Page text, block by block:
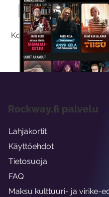
Kokeile
Kokeilemalla ilmaiseksi
Rockway.fi palvelu
Lahjakortit
Käyttöehdot
Tietosuoja
FAQ
Maksu kulttuuri- ja virike-